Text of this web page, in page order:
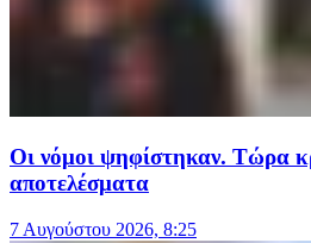
Οι νόμοι ψηφίστηκαν. Τώρα
αποτελέσματα
7 Αυγούστου 2026, 8:25